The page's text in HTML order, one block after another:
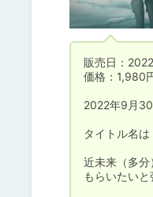
販売日：
価格：1,980
2022年9月
タイトル名は
近未来（多
もらいたいと